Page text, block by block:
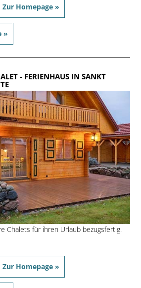
Zur Homepage »
»
- FERIENHAUS IN SANKT
Chalets für ihren Urlaub bezugsfertig.
Zur Homepage »